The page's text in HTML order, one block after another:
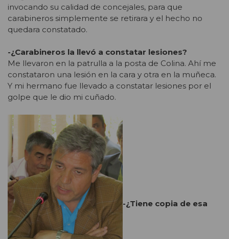
invocando su calidad de concejales, para que
carabineros simplemente se retirara y el hecho no
quedara constatado.
-¿Carabineros la llevó a constatar lesiones?
Me llevaron en la patrulla a la posta de Colina. Ahí me
constataron una lesión en la cara y otra en la muñeca.
Y mi hermano fue llevado a constatar lesiones por el
golpe que le dio mi cuñado.
-¿Tiene copia de esa